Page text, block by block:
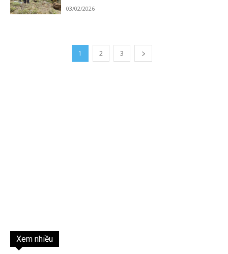
03/02/2026
1 2 3
Xem nhiều